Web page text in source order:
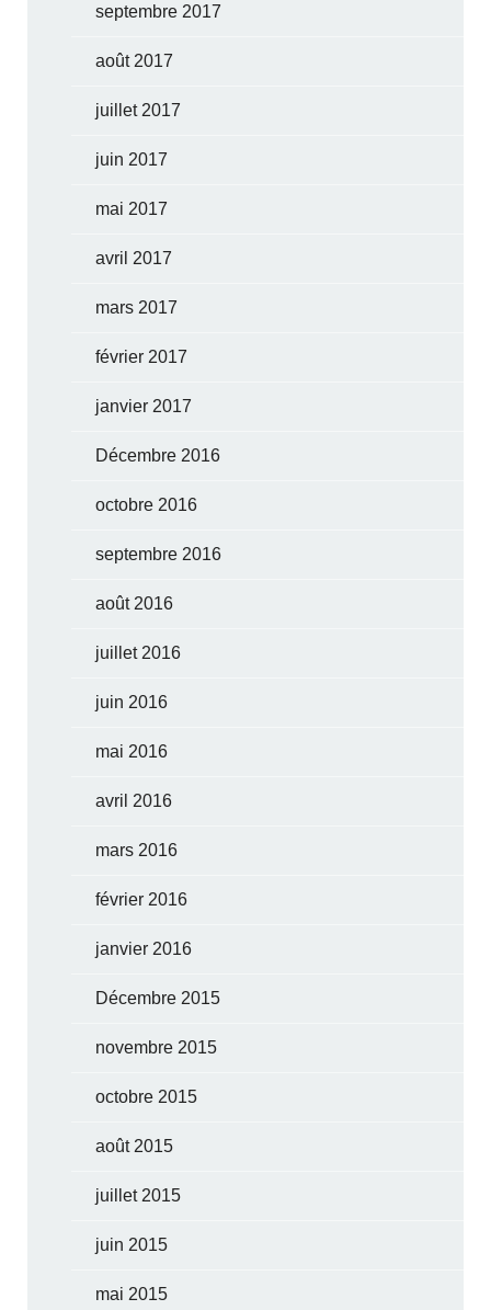
septembre 2017
août 2017
juillet 2017
juin 2017
mai 2017
avril 2017
mars 2017
février 2017
janvier 2017
Décembre 2016
octobre 2016
septembre 2016
août 2016
juillet 2016
juin 2016
mai 2016
avril 2016
mars 2016
février 2016
janvier 2016
Décembre 2015
novembre 2015
octobre 2015
août 2015
juillet 2015
juin 2015
mai 2015